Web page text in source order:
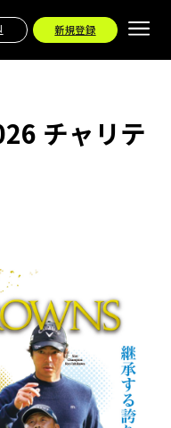
新規登録
チャリテ